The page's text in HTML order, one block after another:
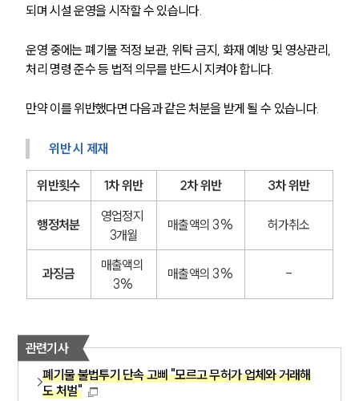
되며 시설 운영을 시작할 수 있습니다.
운영 중에는 폐기물 적정 보관, 위탁 금지, 화재 예방 및 영상관리,
처리 명령 준수 등 법적 의무를 반드시 지켜야 합니다.
만약 이를 위반했다면 다음과 같은 처분을 받게 될 수 있습니다.
위반 시 제재
위반횟수 1차 위반 2차 위반 3차 위반
행정처분
영업정지
3개월
매출액의 3% 허가취소
과징금
매출액의
3%
매출액의 3% -
관련기사
폐기물 불법투기 단속 고삐 "모르고 무허가 업체와 거래해
도 처벌"